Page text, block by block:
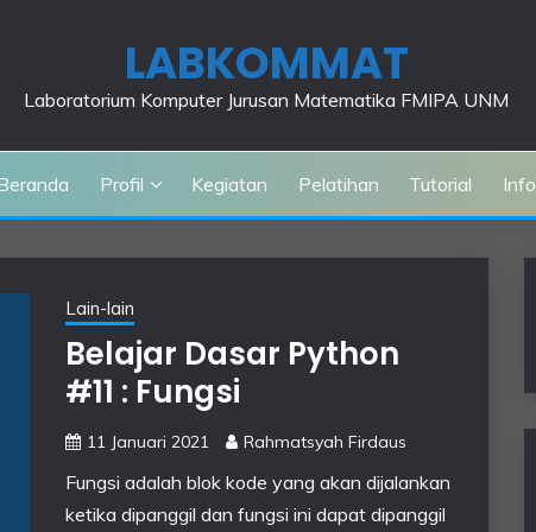
LABKOMMAT
Laboratorium Komputer Jurusan Matematika FMIPA UNM
Profil Kegiatan Pelatihan Tutorial Info
Lain-lain
Belajar Dasar Python
#11 : Fungsi
11 Januari 2021 Rahmatsyah Firdaus
Fungsi adalah blok kode yang akan dijalankan
ketika dipanggil dan fungsi ini dapat dipanggil